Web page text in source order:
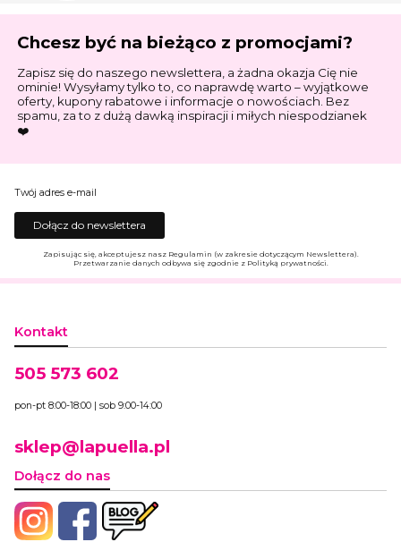
Chcesz być na bieżąco z promocjami?
Zapisz się do naszego newslettera, a żadna okazja Cię nie
ominie! Wysyłamy tylko to, co naprawdę warto – wyjątkowe
oferty, kupony rabatowe i informacje o nowościach. Bez
spamu, za to z dużą dawką inspiracji i miłych niespodzianek
❤️
Twój adres e-mail
Dołącz do newslettera
Zapisując się, akceptujesz nasz Regulamin (w zakresie dotyczącym Newslettera).
Przetwarzanie danych odbywa się zgodnie z Polityką prywatności.
Kontakt
505 573 602
pon-pt 8:00-18:00 | sob 9:00-14:00
sklep@lapuella.pl
Dołącz do nas